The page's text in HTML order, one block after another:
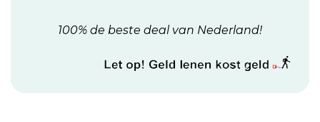
100% de beste deal van Nederland!